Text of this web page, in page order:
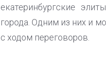
екатеринбургские
города. Одним из них и
с ходом переговоров.